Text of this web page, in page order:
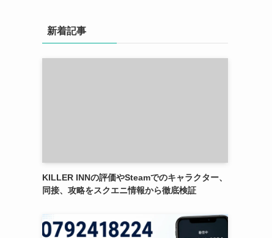
新着記事
KILLER INNの評価やSteamでのキャラクター、
同接、攻略をスクエニ情報から徹底検証